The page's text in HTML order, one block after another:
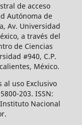
de acceso
Autónoma de
Av. Universidad
a través del
de Ciencias
#940, C.P.
México.
al uso Exclusivo
203. ISSN:
Nacional